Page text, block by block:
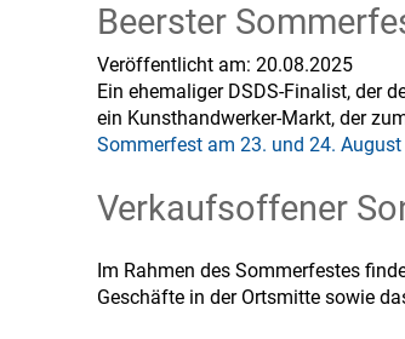
Beerster
Veröffentlicht am: 20.08.2025
Ein ehemaliger DSDS-Finalist, der
ein Kunsthandwerker-Markt, der
Sommerfest am 23. und 24.
Verkaufsoffener
Im Rahmen des Sommerfestes
Geschäfte in der Ortsmitte sowie